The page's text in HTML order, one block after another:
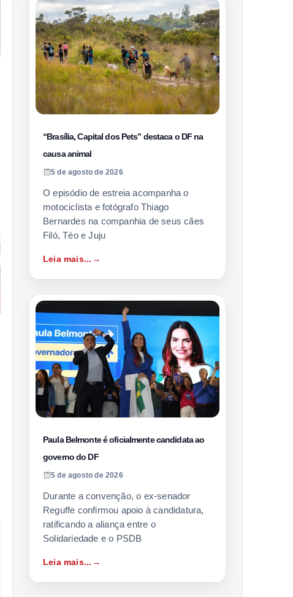
“Brasília, Capital dos Pets” destaca o DF na
causa animal
5 de agosto de 2026
O episódio de estreia acompanha o
motociclista e fotógrafo Thiago
Bernardes na companhia de seus cães
Filó, Téo e Juju
Leia mais...
Paula Belmonte é oficialmente candidata ao
governo do DF
5 de agosto de 2026
Durante a convenção, o ex-senador
Reguffe confirmou apoio à candidatura,
ratificando a aliança entre o
Solidariedade e o PSDB
Leia mais...